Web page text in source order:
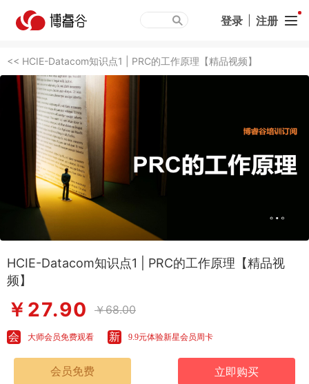
登录 注册
<< HCIE-Datacom知识点1 | PRC的工作原理【精品视频】
HCIE-Datacom知识点1 | PRC的工作原理【精品视
频】
￥27.90 ￥68.00
会 大师会员免费观看 新 9.9元体验新星会员周卡